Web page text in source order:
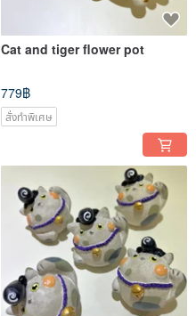
Cat and tiger flower pot
779฿
สั่งทำพิเศษ